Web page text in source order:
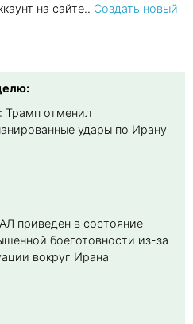
на сайте.. Создать новый
Трамп отменил
удары по Ирану
приведен в состояние
боеготовности из-за
вокруг Ирана